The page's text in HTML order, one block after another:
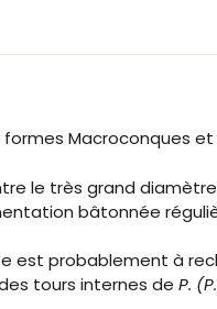
Macroconques
le très grand
bâtonnée
est probablement à
tours internes de P.